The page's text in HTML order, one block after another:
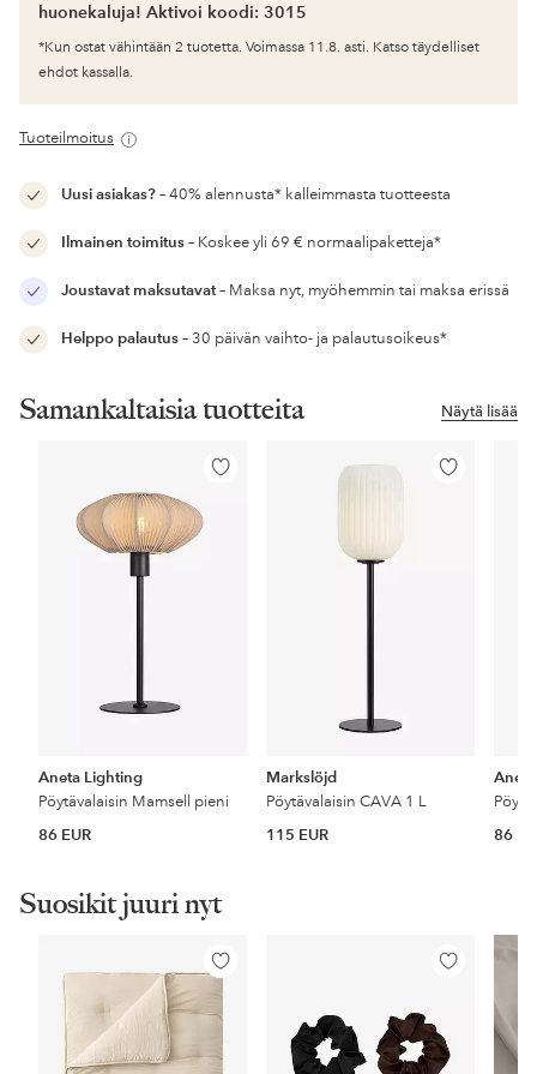
huonekaluja! Aktivoi koodi: 3015
*Kun ostat vähintään 2 tuotetta. Voimassa 11.8. asti. Katso täydelliset
ehdot kassalla.
Tuoteilmoitus
Uusi asiakas?– 40% alennusta* kalleimmasta tuotteesta
Ilmainen toimitus– Koskee yli 69 € normaalipaketteja*
Joustavat maksutavat– Maksa nyt, myöhemmin tai maksa erissä
Helppo palautus– 30 päivän vaihto- ja palautusoikeus*
Näytä lisää
Samankaltaisia tuotteita
Lisää
Aneta Lighting
Pöytävalaisin Mamsell pieni
86 EUR
Lisää
Markslöjd
Pöytävalaisin CAVA 1 L
115 EUR
86
Suosikit juuri nyt
Lisää
Lisää